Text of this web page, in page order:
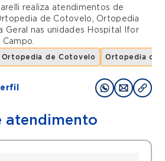
realiza atendimentos de
de Cotovelo, Ortopedia
Geral nas unidades Hospital Ifor
Campo.
Ortopedia de Cotovelo Ortopedia de
atendimento